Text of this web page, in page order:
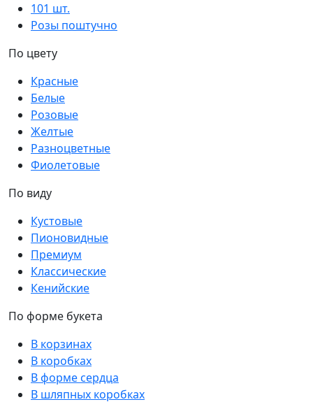
101 шт.
Розы поштучно
По цвету
Красные
Белые
Розовые
Желтые
Разноцветные
Фиолетовые
По виду
Кустовые
Пионовидные
Премиум
Классические
Кенийские
По форме букета
В корзинах
В коробках
В форме сердца
В шляпных коробках